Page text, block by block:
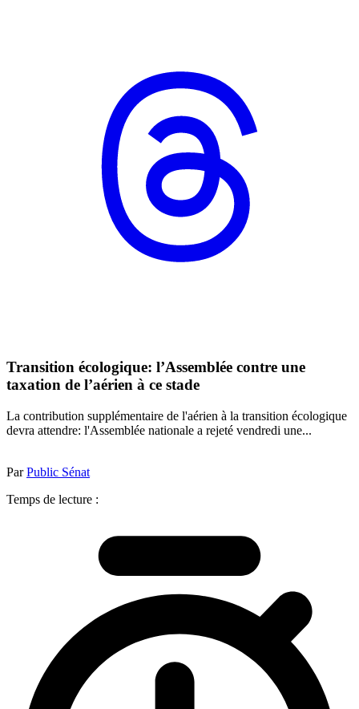
Transition écologique: l’Assemblée contre une
taxation de l’aérien à ce stade
La contribution supplémentaire de l'aérien à la transition écologique
devra attendre: l'Assemblée nationale a rejeté vendredi une...
ParPublic Sénat
Temps de lecture :